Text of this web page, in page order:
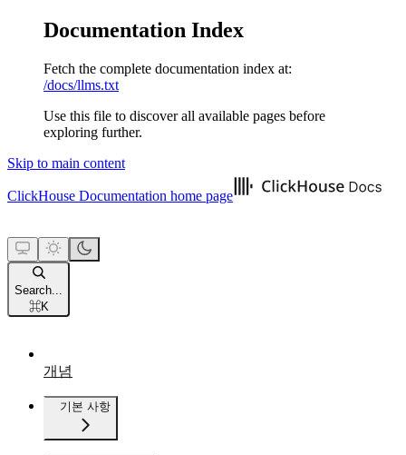
Documentation Index
Fetch the complete documentation index at:
/docs/llms.txt
Use this file to discover all available pages before
exploring further.
Skip to main content
ClickHouse Documentation home page
Search...
⌘K
개념
기본 사항